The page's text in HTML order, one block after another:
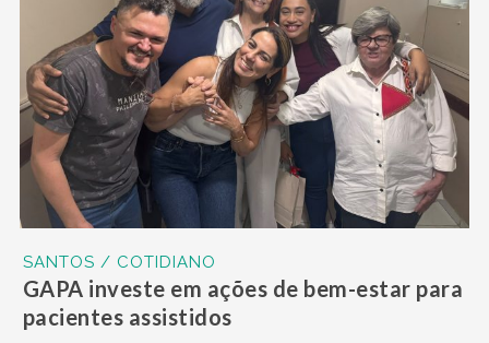
SANTOS / COTIDIANO
GAPA investe em ações de bem-estar para
pacientes assistidos